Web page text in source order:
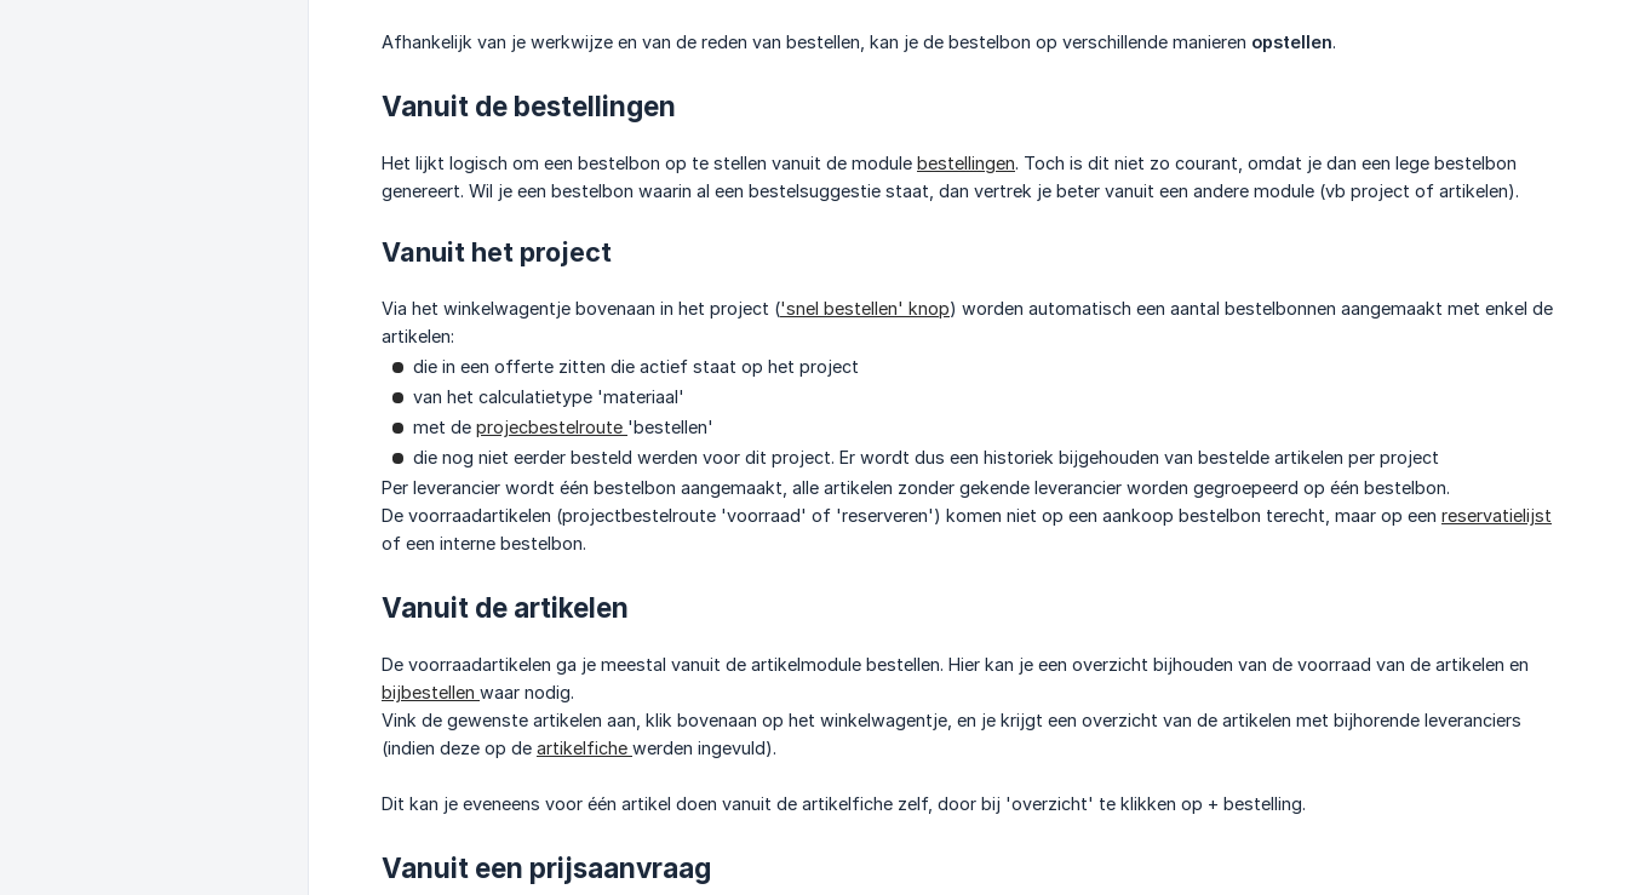
Afhankelijk van je werkwijze en van de reden van bestellen, kan je de bestelbon op verschillende manieren opstellen.
Vanuit de bestellingen
Het lijkt logisch om een bestelbon op te stellen vanuit de module bestellingen. Toch is dit niet zo courant, omdat je dan een lege bestelbon
genereert. Wil je een bestelbon waarin al een bestelsuggestie staat, dan vertrek je beter vanuit een andere module (vb project of artikelen).
Vanuit het project
Via het winkelwagentje bovenaan in het project ('snel bestellen' knop) worden automatisch een aantal bestelbonnen aangemaakt met enkel de
artikelen:
die in een offerte zitten die actief staat op het project
van het calculatietype 'materiaal'
met de projecbestelroute 'bestellen'
die nog niet eerder besteld werden voor dit project. Er wordt dus een historiek bijgehouden van bestelde artikelen per project
Per leverancier wordt één bestelbon aangemaakt, alle artikelen zonder gekende leverancier worden gegroepeerd op één bestelbon.
De voorraadartikelen (projectbestelroute 'voorraad' of 'reserveren') komen niet op een aankoop bestelbon terecht, maar op een reservatielijst
of een interne bestelbon.
Vanuit de artikelen
De voorraadartikelen ga je meestal vanuit de artikelmodule bestellen. Hier kan je een overzicht bijhouden van de voorraad van de artikelen en
bijbestellen waar nodig.
Vink de gewenste artikelen aan, klik bovenaan op het winkelwagentje, en je krijgt een overzicht van de artikelen met bijhorende leveranciers
(indien deze op de artikelfiche werden ingevuld).
Dit kan je eveneens voor één artikel doen vanuit de artikelfiche zelf, door bij 'overzicht' te klikken op + bestelling.
Vanuit een prijsaanvraag